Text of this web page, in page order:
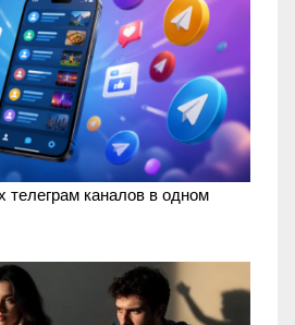
каналов в одном